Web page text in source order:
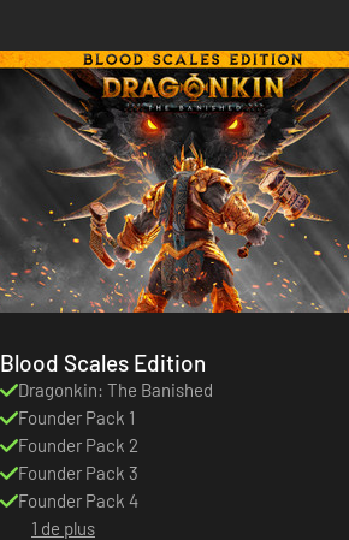
Blood Scales Edition
Dragonkin: The Banished
Founder Pack 1
Founder Pack 2
Founder Pack 3
Founder Pack 4
1 de plus